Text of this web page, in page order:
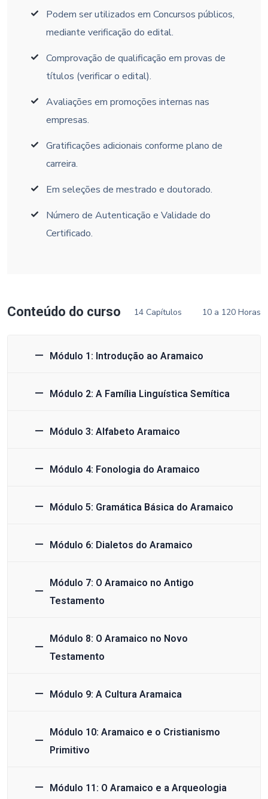
Podem ser utilizados em Concursos públicos,
mediante verificação do edital.
Comprovação de qualificação em provas de
títulos (verificar o edital).
Avaliações em promoções internas nas
empresas.
Gratificações adicionais conforme plano de
carreira.
Em seleções de mestrado e doutorado.
Número de Autenticação e Validade do
Certificado.
Conteúdo do curso 14 Capítulos 10 a 120 Horas
Módulo 1: Introdução ao Aramaico
Módulo 2: A Família Linguística Semítica
Módulo 3: Alfabeto Aramaico
Módulo 4: Fonologia do Aramaico
Módulo 5: Gramática Básica do Aramaico
Módulo 6: Dialetos do Aramaico
Módulo 7: O Aramaico no Antigo
Testamento
Módulo 8: O Aramaico no Novo
Testamento
Módulo 9: A Cultura Aramaica
Módulo 10: Aramaico e o Cristianismo
Primitivo
Módulo 11: O Aramaico e a Arqueologia